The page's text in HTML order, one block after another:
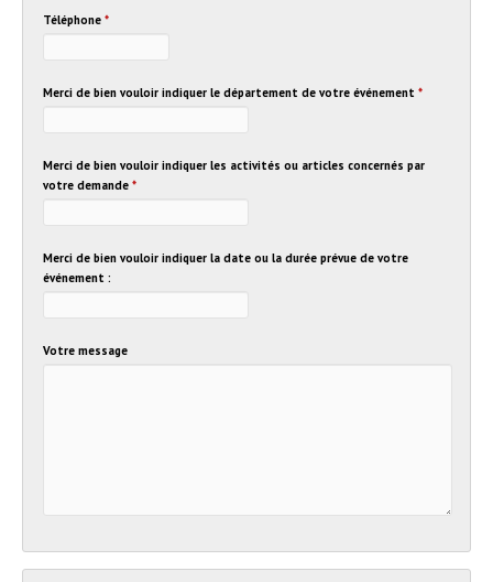
Téléphone *
Merci de bien vouloir indiquer le département de votre événement *
Merci de bien vouloir indiquer les activités ou articles concernés par
votre demande *
Merci de bien vouloir indiquer la date ou la durée prévue de votre
événement :
Votre message